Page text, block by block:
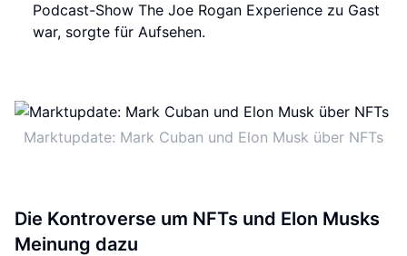
Podcast-Show The Joe Rogan Experience zu Gast
war, sorgte für Aufsehen.
Marktupdate: Mark Cuban und Elon Musk über NFTs
Die Kontroverse um NFTs und Elon Musks
Meinung dazu